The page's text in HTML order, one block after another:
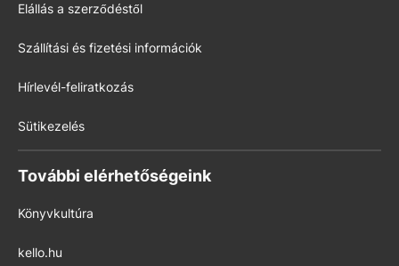
Elállás a szerződéstől
Szállítási és fizetési információk
Hírlevél-feliratkozás
Sütikezelés
További elérhetőségeink
Könyvkultúra
kello.hu